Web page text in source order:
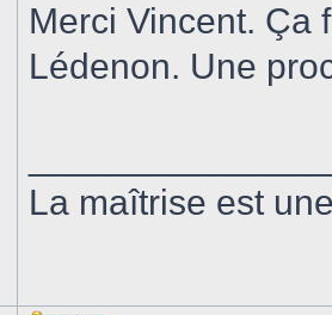
Merci Vincent. Ça
Lédenon. Une
La maîtrise est